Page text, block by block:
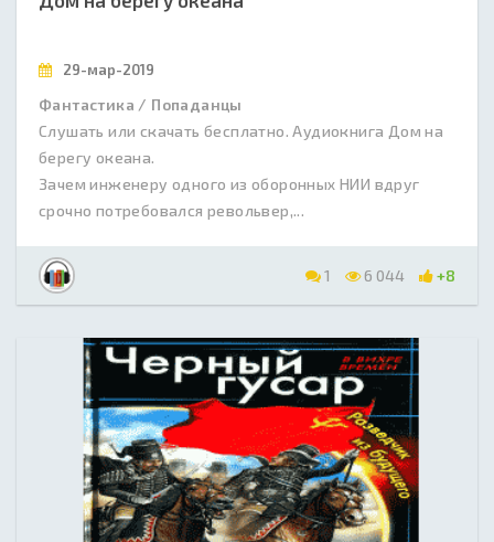
29-мар-2019
Фантастика / Попаданцы
Слушать или скачать бесплатно. Аудиокнига Дом на
берегу океана.
Зачем инженеру одного из оборонных НИИ вдруг
срочно потребовался револьвер,...
1 6 044 +8